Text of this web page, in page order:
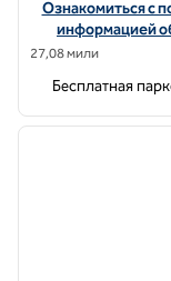
Посмотреть
Ознакомиться с
информацией
27,08 мили
Бесплатная
1 из 7